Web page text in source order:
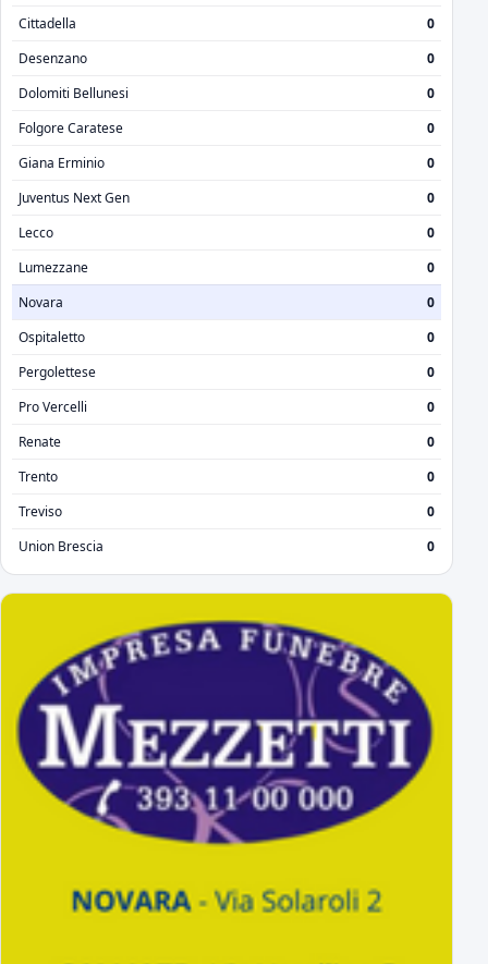
Cittadella
0
Desenzano
0
Dolomiti Bellunesi
0
Folgore Caratese
0
Giana Erminio
0
Juventus Next Gen
0
Lecco
0
Lumezzane
0
Novara
0
Ospitaletto
0
Pergolettese
0
Pro Vercelli
0
Renate
0
Trento
0
Treviso
0
Union Brescia
0